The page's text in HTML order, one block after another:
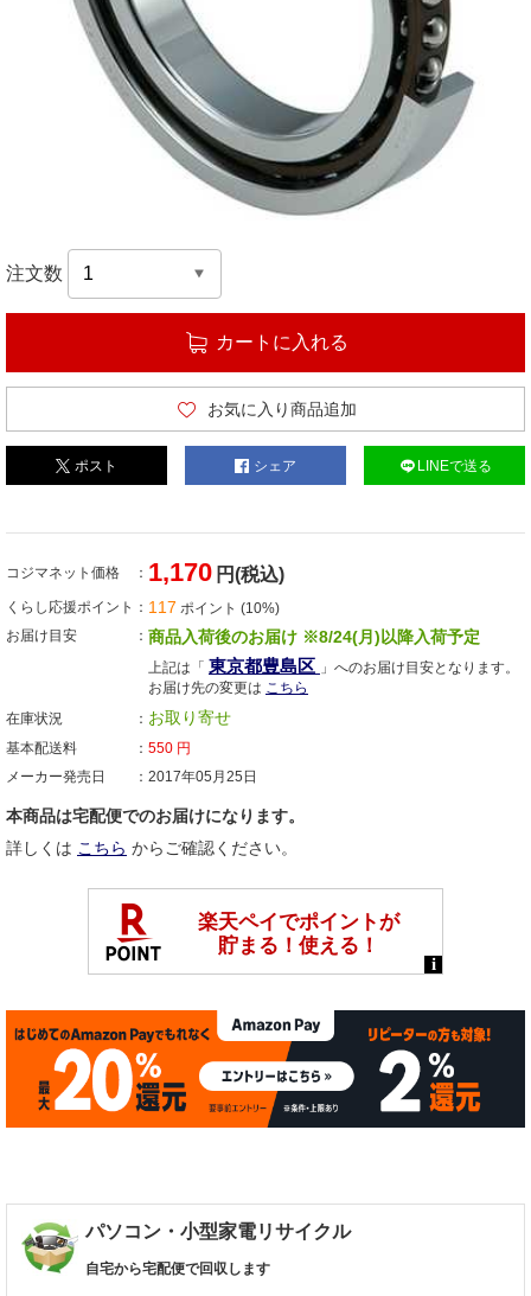
注文数
カートに入れる
お気に入り商品追加
ポスト シェア LINEで送る
コジマネット価格 1,170 円(税込)
くらし応援ポイント 117 ポイント (10%)
お届け目安
商品入荷後のお届け ※8/24(月)以降入荷予定
上記は「 東京都豊島区 」へのお届け目安となります。
お届け先の変更は こちら
在庫状況
お取り寄せ
基本配送料 550 円
メーカー発売日
2017年05月25日
本商品は宅配便でのお届けになります。
詳しくは こちら からご確認ください。
パソコン・小型家電リサイクル
自宅から宅配便で回収します